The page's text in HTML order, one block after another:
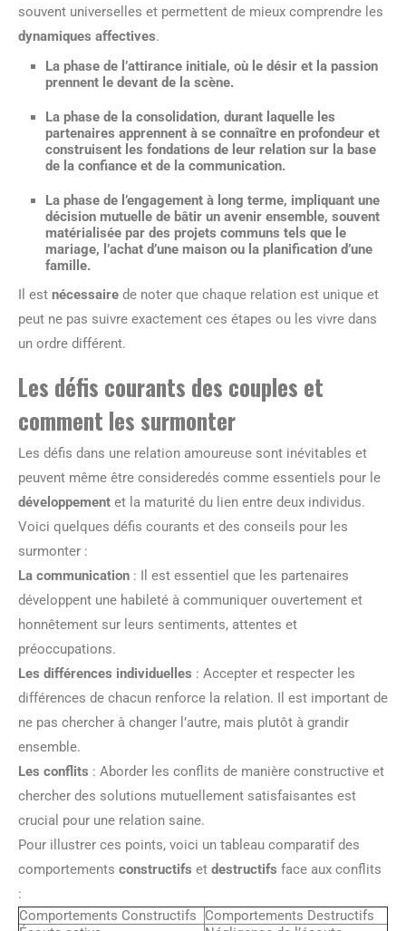
souvent universelles et permettent de mieux comprendre les
dynamiques affectives.
La phase de l’attirance initiale, où le désir et la passion
prennent le devant de la scène.
La phase de la consolidation, durant laquelle les
partenaires apprennent à se connaître en profondeur et
construisent les fondations de leur relation sur la base
de la confiance et de la communication.
La phase de l’engagement à long terme, impliquant une
décision mutuelle de bâtir un avenir ensemble, souvent
matérialisée par des projets communs tels que le
mariage, l’achat d’une maison ou la planification d’une
famille.
Il est nécessaire de noter que chaque relation est unique et
peut ne pas suivre exactement ces étapes ou les vivre dans
un ordre différent.
Les défis courants des couples et
comment les surmonter
Les défis dans une relation amoureuse sont inévitables et
peuvent même être consideredés comme essentiels pour le
développement et la maturité du lien entre deux individus.
Voici quelques défis courants et des conseils pour les
surmonter :
La communication : Il est essentiel que les partenaires
développent une habileté à communiquer ouvertement et
honnêtement sur leurs sentiments, attentes et
préoccupations.
Les différences individuelles : Accepter et respecter les
différences de chacun renforce la relation. Il est important de
ne pas chercher à changer l’autre, mais plutôt à grandir
ensemble.
Les conflits : Aborder les conflits de manière constructive et
chercher des solutions mutuellement satisfaisantes est
crucial pour une relation saine.
Pour illustrer ces points, voici un tableau comparatif des
comportements constructifs et destructifs face aux conflits
:
Comportements Constructifs
Comportements Destructifs